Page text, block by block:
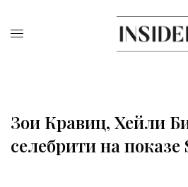
Зои Кравиц, Хейли
селебрити на